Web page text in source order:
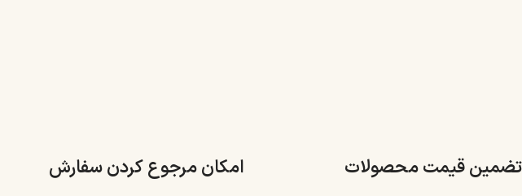
تضمین قیمت محصولات امکان مرجوع کردن سفارش